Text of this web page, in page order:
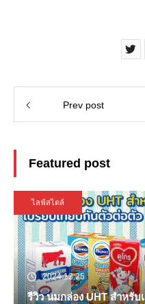
Prev post
Featured post
ไลฟ์สไตล์
2024.12.25
รีวิว นมกล่อง UHT สำหรับ